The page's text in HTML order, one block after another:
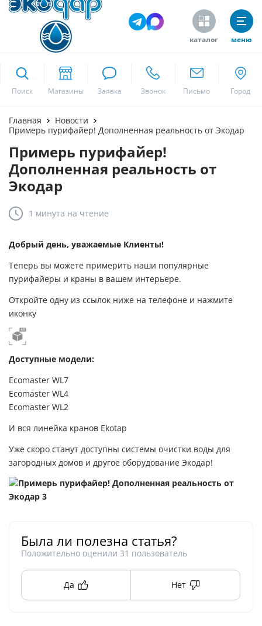
каталог меню
Поиск
Главная
Новости
Примерь пурифайер! Дополненная реальность от Экодар
Примерь пурифайер!
Дополненная реальность от
Экодар
1 минута на чтение
Добрый день, уважаемые Клиенты!
Теперь вы можете примерить наши популярные
пурифайеры и краны в вашем интерьере.
Откройте одну из ссылок ниже на телефоне и нажмите
иконку
Доступные модели:
Ecomaster WL7
Ecomaster WL4
Ecomaster WL2
И вся линейка кранов Ekotap
Уже скоро станут доступны системы очистки воды для
загородных домов и другое оборудование Экодар!
Была ли полезна статья?
Положительно оценили 31 пользователь
Да Нет